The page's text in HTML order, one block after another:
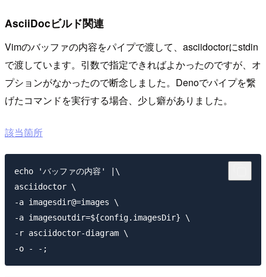
AsciiDocビルド関連
Vimのバッファの内容をパイプで渡して、asciidoctorにstdin
で渡しています。引数で指定できればよかったのですが、オ
プションがなかったので断念しました。Denoでパイプを繋
げたコマンドを実行する場合、少し癖がありました。
該当箇所
echo 'バッファの内容' |\
asciidoctor \
-a imagesdir@=images \
-a imagesoutdir=${config.imagesDir} \
-r asciidoctor-diagram \